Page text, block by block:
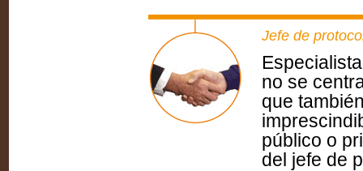
Jefe de
no se
que
público o
del jefe de